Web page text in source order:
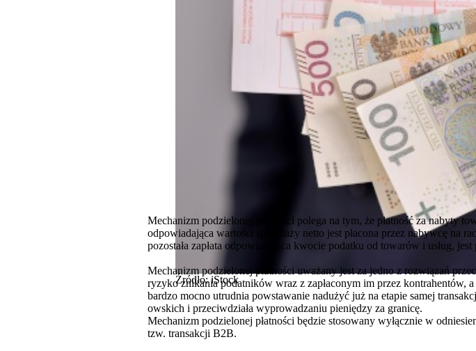
Źródło: iStock
Mechanizm podzielonej płatności polega na tym, że płatność za nabyty
odpowiadająca wartości sprzedaży netto jest płacona przez nabywcę na
pozostała zapłata odpowiadająca kwocie podatku od towarów i usług,
Mechanizm podzielonej płatności uważany jest za jedno z rozwiązań
ryzyko znikania podatników wraz z zapłaconym im przez kontrahentów,
bardzo mocno utrudnia powstawanie nadużyć już na etapie samej
owskich i przeciwdziała wyprowadzaniu pieniędzy za granicę.
Mechanizm podzielonej płatności będzie stosowany wyłącznie w
tzw. transakcji B2B.